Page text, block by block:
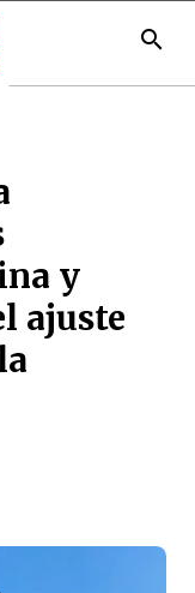
search
y
ajuste